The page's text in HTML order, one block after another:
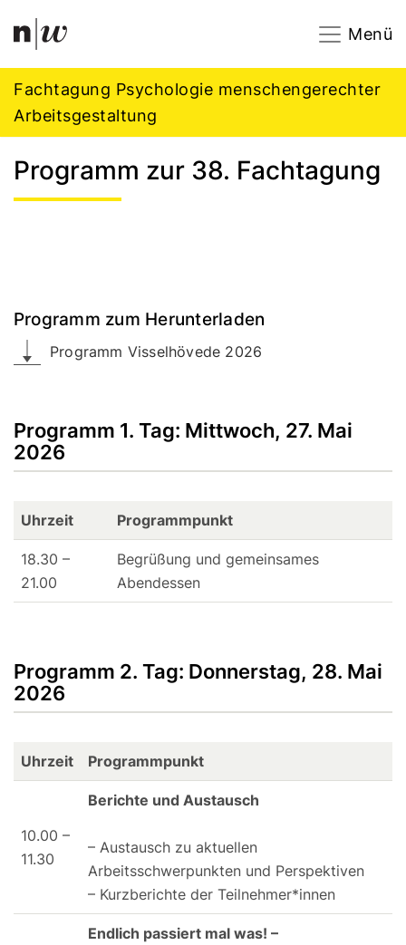
Navigation
Menü
Fachtagung Psychologie menschengerechter
Arbeitsgestaltung
Programm zur 38. Fachtagung
Programm zum Herunterladen
Programm Visselhövede 2026
Programm 1. Tag: Mittwoch, 27. Mai
2026
Uhrzeit Programmpunkt
18.30 –
21.00
Begrüßung und gemeinsames
Abendessen
Programm 2. Tag: Donnerstag, 28. Mai
2026
Uhrzeit Programmpunkt
10.00 –
11.30
Berichte und Austausch
– Austausch zu aktuellen
Arbeitsschwerpunkten und Perspektiven
– Kurzberichte der Teilnehmer*innen
Endlich passiert mal was! –
Footer